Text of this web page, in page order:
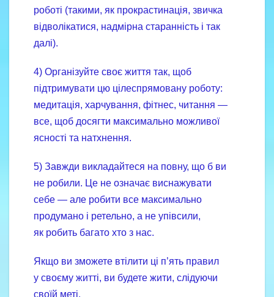
роботі (такими, як прокрастинація, звичка
відволікатися, надмірна старанність і так
далі).
4) Організуйте своє життя так, щоб
підтримувати цю цілеспрямовану роботу:
медитація, харчування, фітнес, читання —
все, щоб досягти максимально можливої
ясності та натхнення.
5) Завжди викладайтеся на повну, що б ви
не робили. Це не означає виснажувати
себе — але робити все максимально
продумано і ретельно, а не упівсили,
як робить багато хто з нас.
Якщо ви зможете втілити ці п’ять правил
у своєму житті, ви будете жити, слідуючи
своїй меті.